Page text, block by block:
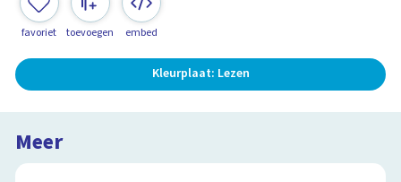
favoriet toevoegen embed
Kleurplaat: Lezen
Meer